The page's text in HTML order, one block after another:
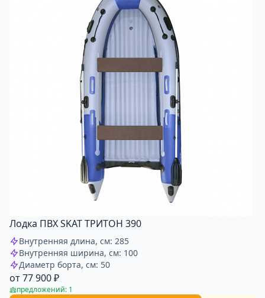
Лодка ПВХ SKAT ТРИТОН 390
Внутренняя длина, см: 285
Внутренняя ширина, см: 100
Диаметр борта, см: 50
от 77 900 ₽
предложений: 1